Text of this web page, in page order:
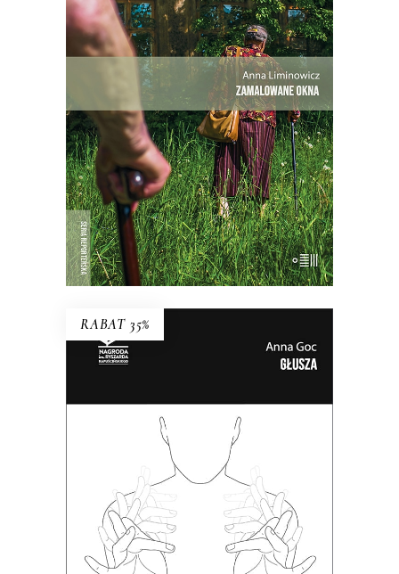
Mieli tu swoją małą wspólnotę – i dużą
nieufność wobec siebie.Premiera 25
maja
42.00zł 27.30zł
KSIĄŻKA DO KOSZYKA
RABAT 35%
GŁUSZA
Dotąd o głuchych wypowiadali się
głównie ci, którzy słyszą. Teraz głusi
chcą opowiedzieć o sobie sami.
59.00 38.35zł